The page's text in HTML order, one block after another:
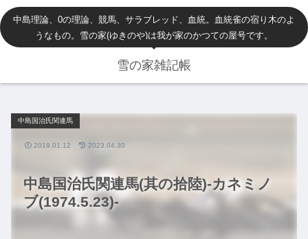
中島理論、0の理論、競馬、サラブレッド、血統。血統雀の宿り木のよ
うなもの。雪の家(ゆきのや)は我が家のかつての屋号です。
雪の家雑記帳
中島国治氏関連馬(其の拾陸)-カネミノ
ブ(1974.5.23)-
中島国治氏関連馬
2019.01.12 2023.04.30